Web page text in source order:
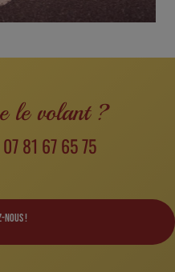
le volant ?
07 81 67 65 75
nous !